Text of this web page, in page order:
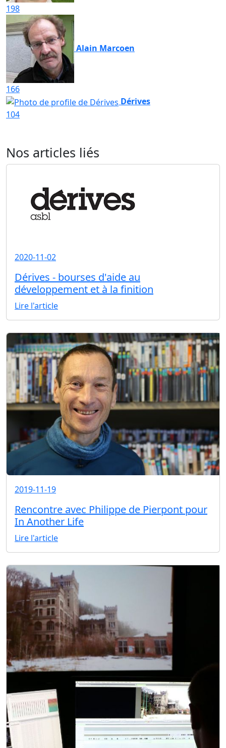
198
Alain Marcoen
166
Dérives
104
Nos articles liés
2020-11-02
Dérives - bourses d'aide au
développement et à la finition
Lire l'article
2019-11-19
Rencontre avec Philippe de Pierpont pour
In Another Life
Lire l'article